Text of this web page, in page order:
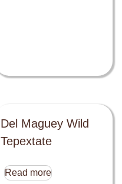
Del Maguey Wild
Tepextate
Read more